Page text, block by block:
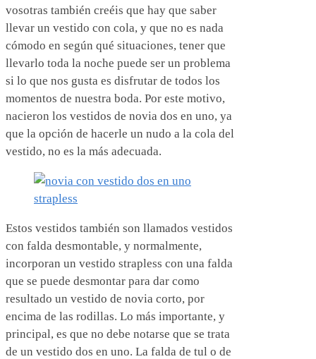
vosotras también creéis que hay que saber
llevar un vestido con cola, y que no es nada
cómodo en según qué situaciones, tener que
llevarlo toda la noche puede ser un problema
si lo que nos gusta es disfrutar de todos los
momentos de nuestra boda. Por este motivo,
nacieron los vestidos de novia dos en uno, ya
que la opción de hacerle un nudo a la cola del
vestido, no es la más adecuada.
Estos vestidos también son llamados vestidos
con falda desmontable, y normalmente,
incorporan un vestido strapless con una falda
que se puede desmontar para dar como
resultado un vestido de novia corto, por
encima de las rodillas. Lo más importante, y
principal, es que no debe notarse que se trata
de un vestido dos en uno. La falda de tul o de